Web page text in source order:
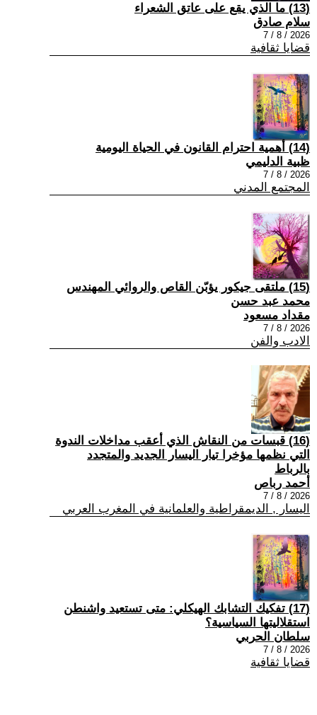
(13) ما الذي يقع على عاتق الشعراء
سلام صادق
2026 / 8 / 7
قضايا ثقافية
(14) أهمية احترام القانون في الحياة اليومية
ظبية الدليمي
2026 / 8 / 7
المجتمع المدني
(15) ملتقى جيكور يؤبّن القاص والروائي المهندس
محمد عبد حسن
مقداد مسعود
2026 / 8 / 7
الادب والفن
(16) قبسات من النقاش الذي أعقب مداخلات الندوة
التي نظمها مؤخرا تيار اليسار الجديد والمتجدد
بالرباط
أحمد رباص
2026 / 8 / 7
اليسار , الديمقراطية والعلمانية في المغرب العربي
(17) تفكيك التشابك الهيكلي: متى تستعيد واشنطن
استقلاليتها السياسية؟
سلطان الحربي
2026 / 8 / 7
قضايا ثقافية